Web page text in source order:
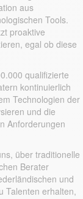
aus
Tools.
proaktive
egal ob diese
qualifizierte
kontinuierlich
Technologien der
und die
Anforderungen
über traditionelle
Berater
und
Talenten erhalten,